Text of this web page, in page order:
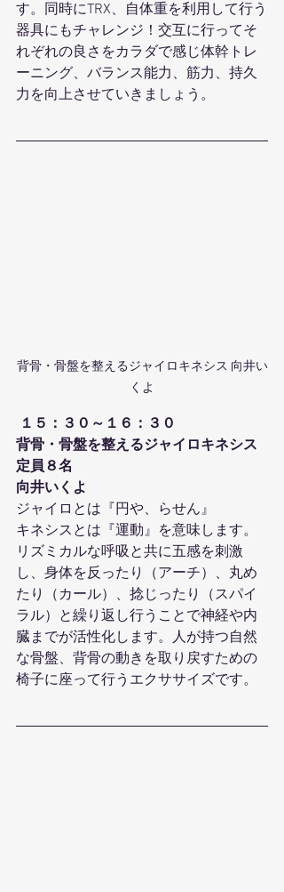
す。同時にTRX、自体重を利用して行う
器具にもチャレンジ！交互に行ってそ
れぞれの良さをカラダで感じ体幹トレ
ーニング、バランス能力、筋力、持久
力を向上させていきましょう。
背骨・骨盤を整えるジャイロキネシス 向井い
くよ
１５：３０～１６：３０
背骨・骨盤を整えるジャイロキネシス
定員８名
向井いくよ
ジャイロとは『円や、らせん』
キネシスとは『運動』を意味します。
リズミカルな呼吸と共に五感を刺激
し、身体を反ったり（アーチ）、丸め
たり（カール）、捻じったり（スパイ
ラル）と繰り返し行うことで神経や内
臓までが活性化します。人が持つ自然
な骨盤、背骨の動きを取り戻すための
椅子に座って行うエクササイズです。